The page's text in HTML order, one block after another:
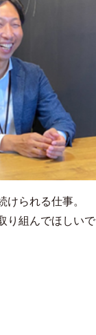
られる仕事。
り組んでほしいで